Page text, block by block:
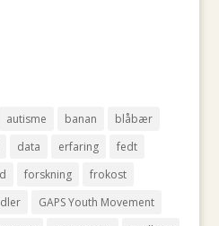
autisme banan
blåbær
data erfaring
fedt
forskning
frokost
GAPS Youth Movement